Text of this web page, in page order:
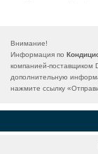
Внимание!
Информация по
компанией-поставщиком
дополнительную
нажмите ссылку «